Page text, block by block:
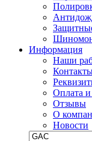
Информация
Наши
Оплата и
Отзывы
О
Новости